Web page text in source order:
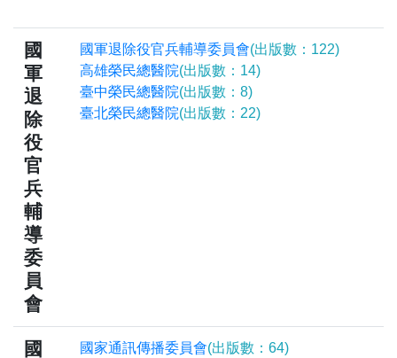
國
軍
退
除
役
官
兵
輔
導
委
員
會
國軍退除役官兵輔導委員會(出版數：122)
高雄榮民總醫院(出版數：14)
臺中榮民總醫院(出版數：8)
臺北榮民總醫院(出版數：22)
國 國家通訊傳播委員會(出版數：64)